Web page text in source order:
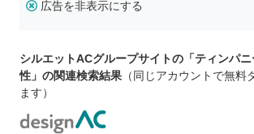
広告を非表示にする
シルエットACグループサイトの「ティンパ
性」の関連検索結果 （同じアカウントで無料
ます）